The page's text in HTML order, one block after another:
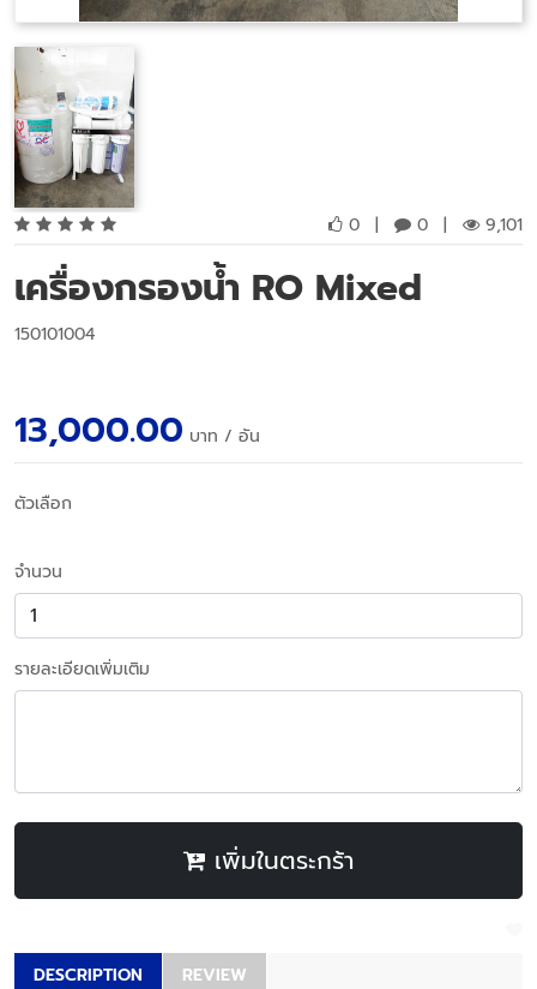
0 | 0 | 9,101
เครื่องกรองน้ำ RO Mixed
150101004
13,000.00 บาท / อัน
ตัวเลือก
จำนวน
รายละเอียดเพิ่มเติม
เพิ่มในตระกร้า
DESCRIPTION REVIEW